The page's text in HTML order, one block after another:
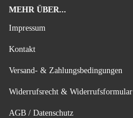
MEHR ÜBER...
Impressum
Kontakt
Versand- & Zahlungsbedingungen
Widerrufsrecht & Widerrufsformular
AGB / Datenschutz